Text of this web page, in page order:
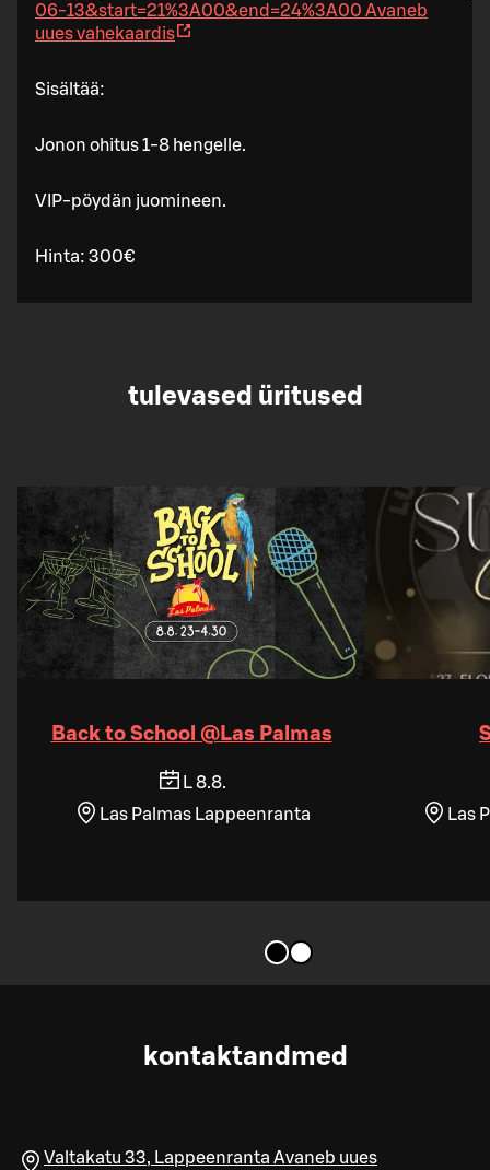
06-13&start=21%3A00&end=24%3A00 Avaneb
uues vahekaardis
Sisältää:
Jonon ohitus 1-8 hengelle.
VIP-pöydän juomineen.
Hinta: 300€
tulevased üritused
Back to School @Las Palmas
L 8.8.
Las Palmas Lappeenranta
Las
kontaktandmed
Valtakatu 33, Lappeenranta Avaneb uues